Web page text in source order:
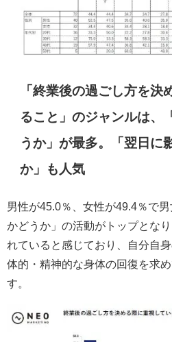
「終業後の過ごし方を決
ること」のジャンルは、
うか」が最多。「翌日に
か」も人気
男性が45.0％、女性が49.4％で
かどうか」の活動がトップとな
れていると感じており、自分自
体的・精神的な身体の回復を求
す。